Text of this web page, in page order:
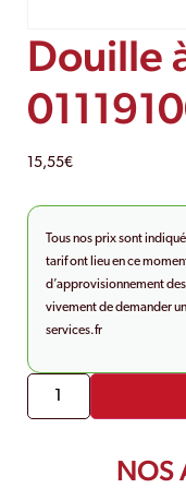
Douille
15,55€
Tous nos prix sont
tarif ont lieu en ce
d’approvisionnement
vivement de demander
services.fr
NOS